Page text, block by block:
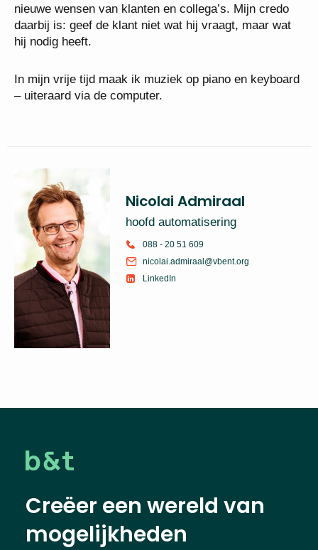
nieuwe wensen van klanten en collega’s. Mijn credo
daarbij is: geef de klant niet wat hij vraagt, maar wat
hij nodig heeft.
In mijn vrije tijd maak ik muziek op piano en keyboard
– uiteraard via de computer.
Nicolai Admiraal
hoofd automatisering
088 - 20 51 609
nicolai.admiraal@vbent.org
LinkedIn
Creëer een wereld van
mogelijkheden